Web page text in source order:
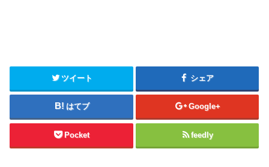
ツイート シェア
はてブ Google+
Pocket feedly